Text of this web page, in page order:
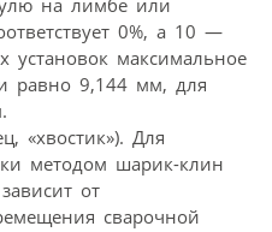
на лимбе или
0%, а 10 —
установок максимальное
равно 9,144 мм, для
«хвостик»). Для
методом шарик-клин
от
сварочной